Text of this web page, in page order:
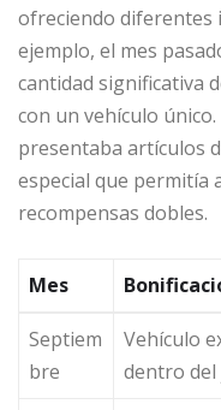
ofreciendo diferentes
ejemplo, el mes
cantidad significativa
con un vehículo
presentaba artículos
especial que permitía
recompensas dobles.
Mes
Septiem
bre
Vehículo
dentro del